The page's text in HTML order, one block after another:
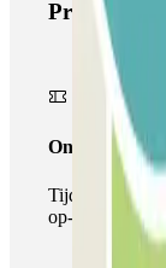
Producten
Onepass
Tijdens je
op- en afrijden.